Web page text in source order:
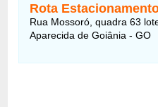
Rota
Rua Mossoró, quadra 63
Aparecida de Goiânia - GO